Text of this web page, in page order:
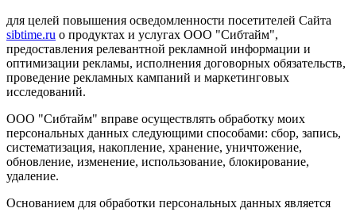
для целей повышения осведомленности посетителей Сайта
sibtime.ru о продуктах и услугах ООО "Сибтайм",
предоставления релевантной рекламной информации и
оптимизации рекламы, исполнения договорных обязательств,
проведение рекламных кампаний и маркетинговых
исследований.
ООО "Сибтайм" вправе осуществлять обработку моих
персональных данных следующими способами: сбор, запись,
систематизация, накопление, хранение, уничтожение,
обновление, изменение, использование, блокирование,
удаление.
Основанием для обработки персональных данных является